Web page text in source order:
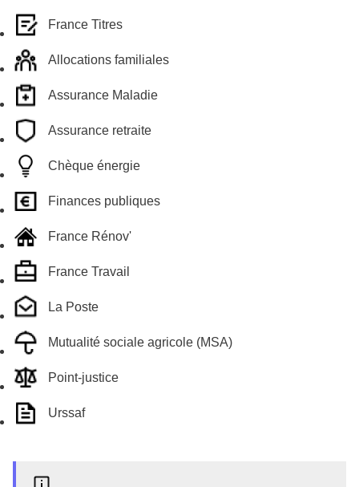
France Titres
Allocations familiales
Assurance Maladie
Assurance retraite
Chèque énergie
Finances publiques
France Rénov'
France Travail
La Poste
Mutualité sociale agricole (MSA)
Point-justice
Urssaf